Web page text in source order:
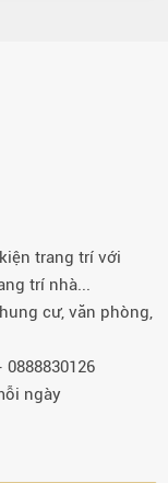
trang trí với
trí nhà...
cư, văn phòng,
ngày